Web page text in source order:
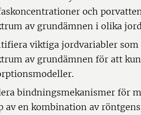
och
av grundämnen i olika
viktiga jordvariabler
av grundämnen för att
bindningsmekanismer för
av en kombination av